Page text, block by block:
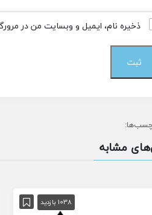
ذخیره نام، ایمیل و وبسایت من در
مشابه
1038 بازدید